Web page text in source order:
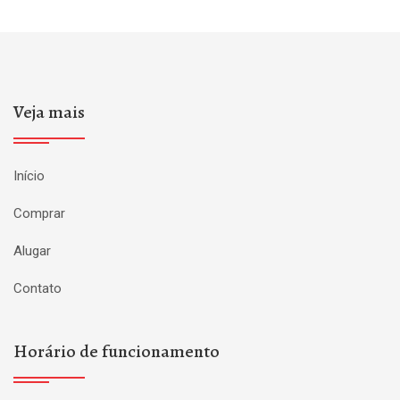
Veja mais
Início
Comprar
Alugar
Contato
Horário de funcionamento